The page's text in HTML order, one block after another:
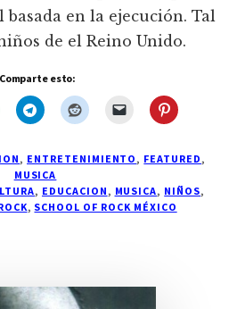
en la ejecución. Tal
de el Reino Unido.
Comparte esto:
, ENTRETENIMIENTO, FEATURED,
MUSICA
, EDUCACION, MUSICA, NIÑOS,
, SCHOOL OF ROCK MÉXICO